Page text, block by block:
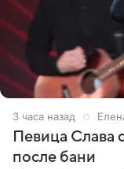
3 часа назад
Певица Слава
после бани